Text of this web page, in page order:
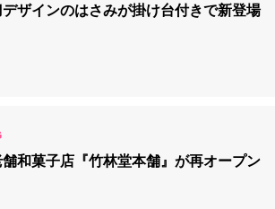
ザインのはさみが掛け台付きで新登場
和菓子店『竹林堂本舗』が再オープン